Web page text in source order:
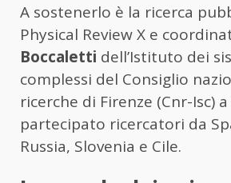
A sostenerlo è la ricerca
Physical Review X e
Boccaletti dell’Istituto dei
complessi del Consiglio
ricerche di Firenze (Cnr-Isc)
partecipato ricercatori da
Russia, Slovenia e Cile.